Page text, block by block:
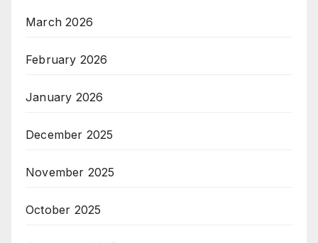
March 2026
February 2026
January 2026
December 2025
November 2025
October 2025